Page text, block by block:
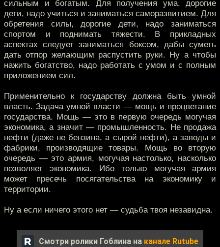
сильным и богатым. Для получения ума, дорогие
дети, надо учиться и заниматься саморазвитием. Для
обретения силы, дорогие дети, надо заниматься
спортом и поднимать тяжести. В прикладных
аспектах следует заниматься боксом, дабы суметь
дать отпор желающим распустить руки. Ну а чтобы
нажить богатство, надо работать с умом и с полным
приложением сил.
Применительно к государству должна быть умной
власть. Задача умной власти — мощь и процветание
государства. Мощь — это в первую очередь могучая
экономика, а значит — промышленность. Не продажа
нефти (даже не бензина, а сырой нефти), а заводы и
фабрики, производящие товары. Мощь во вторую
очередь — это армия, могучая настолько, насколько
позволяет экономика. Ибо только могучая армия
может пресечь посягательства на экономику и
территории.
Ну а если ничего этого нет — судьба твоя незавидна.
Смотри ролики Гоблина на канале Rutube